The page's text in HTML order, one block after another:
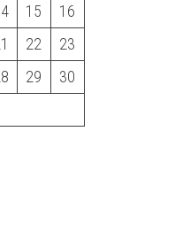
15
16
22
23
29
30